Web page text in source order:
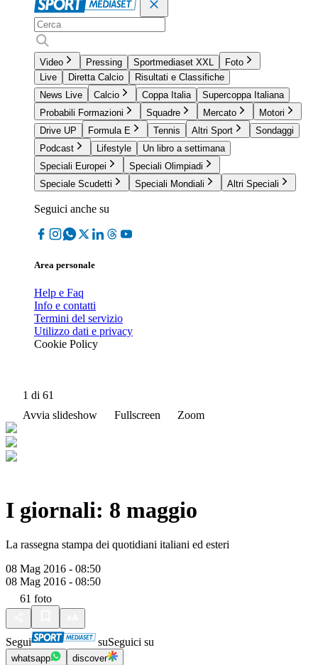
Video Pressing Sportmediaset XXL
Foto
Live
Diretta Calcio
Risultati e Classifiche
News Live
Calcio Coppa Italia
Supercoppa Italiana
Probabili Formazioni
Squadre Mercato
Motori
Drive UP
Formula E Tennis Altri Sport
Sondaggi
Podcast
Lifestyle
Un libro a settimana
Speciali Europei
Speciali Olimpiadi
Speciale Scudetti
Speciali Mondiali Altri Speciali
Seguici anche su
Area personale
Help e Faq
Info e contatti
Termini del servizio
Utilizzo dati e privacy
Cookie Policy
1 di 61
Avvia slideshow
Fullscreen Zoom
I giornali: 8 maggio
La rassegna stampa dei quotidiani italiani ed esteri
08 Mag 2016 - 08:50
08 Mag 2016 - 08:50
61 foto
Segui suSeguici su
whatsapp discover